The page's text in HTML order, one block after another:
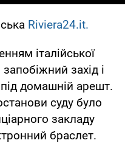
Riviera24.it.
італійської
захід і
домашній арешт.
суду було
закладу
браслет.